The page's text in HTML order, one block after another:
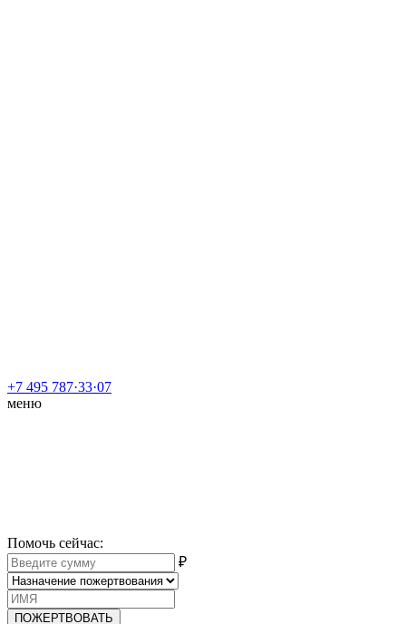
+7 495 787·33·07
меню
Помочь сейчас:
₽
ПОЖЕРТВОВАТЬ